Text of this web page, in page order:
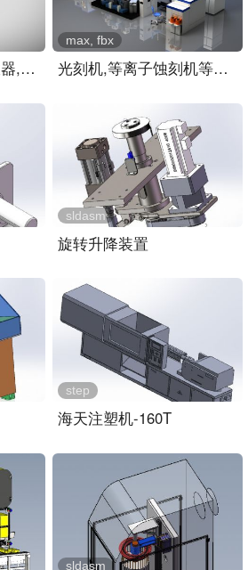
电视信号锅,信号接收器,屋.. 光刻机,等离子蚀刻机等芯片..
max, fbx
旋转升降装置
sldasm
海天注塑机-160T
step
sldasm